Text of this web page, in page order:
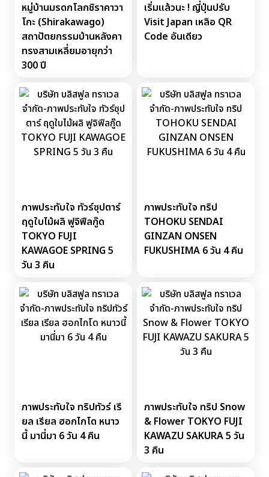
หมู่บ้านมรดกโลกชิราคาวา
โกะ (Shirakawago)
สถาปัตยกรรมบ้านหลังคา
ทรงสามเหลี่ยมอายุกว่า
300 ปี
เริ่มแล้วนะ ! ญี่ปุ่นปรับ
Visit Japan เหลือ QR
Code อันเดียว
ภาพประทับใจ ทัวร์ซุปตาร์
ฤดูใบไม้ผลิ ฟูจิฟีลกู๊ด
TOKYO FUJI
KAWAGOE SPRING 5
วัน 3 คืน
ภาพประทับใจ ทริป
TOHOKU SENDAI
GINZAN ONSEN
FUKUSHIMA 6 วัน 4 คืน
ภาพประทับใจ ทริปทัวร์ เรี
ยล เรียล ฮอกไกโด หนาว
นี้ มานี่มา 6 วัน 4 คืน
ภาพประทับใจ ทริป Snow
& Flower TOKYO FUJI
KAWAZU SAKURA 5 วัน
3 คืน